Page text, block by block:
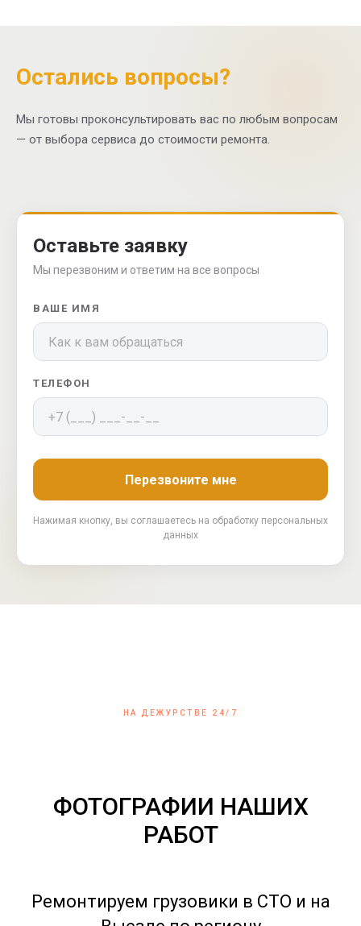
Остались вопросы?
Мы готовы проконсультировать вас по любым вопросам
— от выбора сервиса до стоимости ремонта.
Оставьте заявку
Мы перезвоним и ответим на все вопросы
ВАШЕ ИМЯ
ТЕЛЕФОН
Перезвоните мне
Нажимая кнопку, вы соглашаетесь на обработку персональных
данных
НА ДЕЖУРСТВЕ 24/7
ФОТОГРАФИИ НАШИХ
РАБОТ
Ремонтируем грузовики в СТО и на